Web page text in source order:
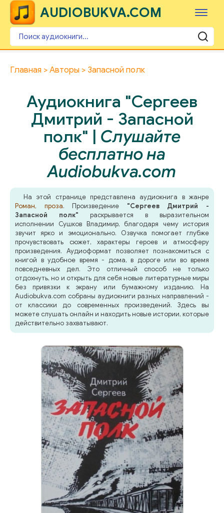
AUDIOBUKVA.COM
Главная Авторы Запасной полк
Аудиокнига "Сергеев
Дмитрий - Запасной
полк" | Слушайте
бесплатно на
Audiobukva.com
На этой странице представлена аудиокнига в жанре
Роман, проза. Произведение "Сергеев Дмитрий -
Запасной полк" раскрывается в выразительном
исполнении Сушков Владимир, благодаря чему история
звучит ярко и эмоционально. Озвучка помогает глубже
прочувствовать сюжет, характеры героев и атмосферу
произведения. Аудиоформат позволяет познакомиться с
книгой в удобное время - дома, в дороге или во время
повседневных дел. Это отличный способ не только
отдохнуть, но и открыть для себя новые литературные миры
без привязки к экрану или бумажному изданию. На
Audiobukva.com собраны аудиокниги разных направлений -
от классики до современных произведений. Здесь вы
можете слушать онлайн и находить новые истории, которые
действительно захватывают.